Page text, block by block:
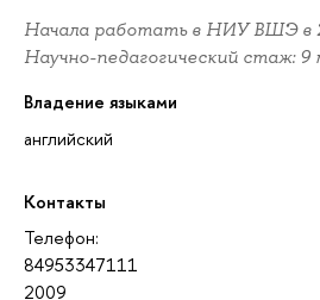
Начала работать в НИУ ВШЭ в
Научно-педагогический стаж: 9
Владение языками
английский
Контакты
Телефон:
84953347111
2009